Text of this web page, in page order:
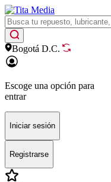
Bogotá D.C.
Escoge una opción para
entrar
Iniciar sesión
Registrarse